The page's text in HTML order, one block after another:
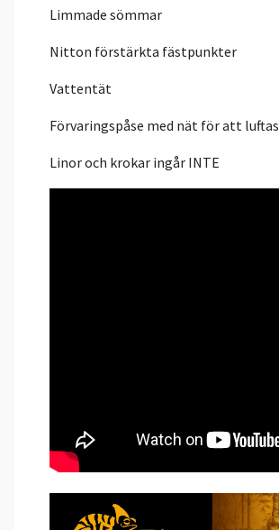
Limmade sömmar
Nitton förstärkta fästpunkter
Vattentät
Förvaringspåse med nät för att luftas
Linor och krokar ingår INTE